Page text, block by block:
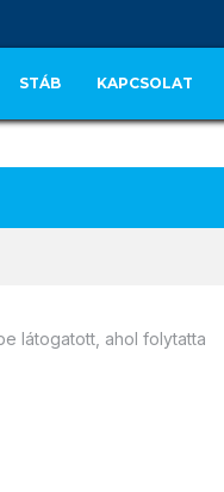
STÁB KAPCSOLAT
látogatott, ahol folytatta